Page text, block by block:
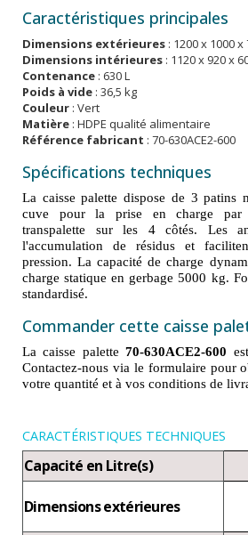
Caractéristiques principales
Dimensions extérieures : 1200 x 1000 x
Dimensions intérieures : 1120 x 920 x
Contenance : 630 L
Poids à vide : 36,5 kg
Couleur : Vert
Matière : HDPE qualité alimentaire
Référence fabricant : 70-630ACE2-600
Spécifications techniques
La caisse palette dispose de 3 patins
cuve pour la prise en charge par
transpalette sur les 4 côtés. Les
l'accumulation de résidus et
pression. La capacité de charge
charge statique en gerbage 5000 kg.
standardisé.
Commander cette caisse
La caisse palette70-630ACE2-600
Contactez-nous via le formulaire pour
votre quantité et à vos conditions de
CARACTÉRISTIQUES TECHNIQUES
Capacité en Litre(s)
Dimensions extérieures